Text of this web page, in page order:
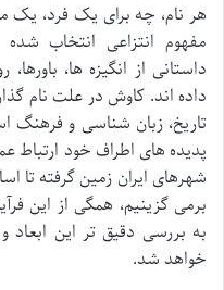
هر نام، چه برای یک فرد،
مفهوم انتزاعی انتخاب
داستانی از انگیزه ها،
داده اند. کاوش در علت نام
تاریخ، زبان شناسی و فرهنگ
پدیده های اطراف خود ارتباط
شهرهای ایران زمین گرفته تا
برمی گزینیم، همگی از این
به بررسی دقیق تر این
خواهد شد.